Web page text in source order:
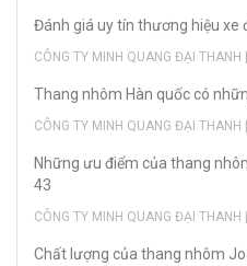
Đánh giá uy tín thương hiệu xe
CÔNG TY MINH QUANG ĐẠI
Thang nhôm Hàn quốc có
CÔNG TY MINH QUANG ĐẠI
Những ưu điểm của thang
43
CÔNG TY MINH QUANG ĐẠI
Chất lượng của thang nhôm